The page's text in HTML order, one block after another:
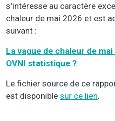
s'intéresse au caractère
chaleur de mai 2026 et est
suivant :
La vague de chaleur de
OVNI statistique ?
Le fichier source de ce
est disponible sur ce lien.